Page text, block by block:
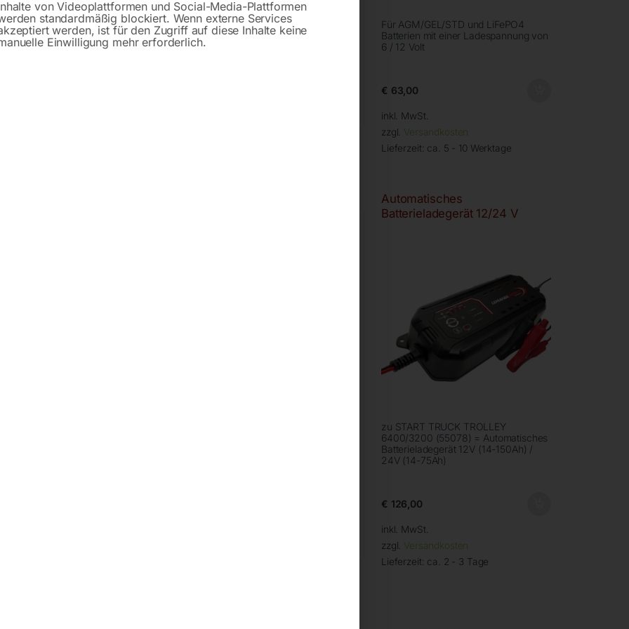
GEL/STD/Lithium-Batterien
Ladespannung von 12 Volt
Für AGM/GEL/STD und LiFePO4
Batterien mit einer Ladespannung von
6 / 12 Volt
Für AGM/GEL/STD und LiFePO4
Batterien mit einer Ladespannung von
6 / 12 Volt
€ 63,00
inkl. MwSt.
zzgl. Versandkosten
Lieferzeit: ca. 5 - 10 Werktage
Automatisches
Batterieladegerät 12/24 V
zu START TRUCK TROLLEY
6400/3200 (55078) = Automatisches
Batterieladegerät 12V (14-150Ah) /
24V (14-75Ah)
€ 126,00
inkl. MwSt.
zzgl. Versandkosten
Lieferzeit: ca. 2 - 3 Tage
von Videoplattformen und Social-Media-Plattformen
standardmäßig blockiert. Wenn externe Services
werden, ist für den Zugriff auf diese Inhalte keine
Einwilligung mehr erforderlich.